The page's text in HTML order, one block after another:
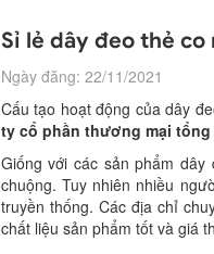
Sỉ lẻ dây đeo thẻ
Ngày đăng: 22/11/2021
Cấu tạo hoạt động của dây
ty cổ phần thương mại
Giống với các sản phẩm
chuộng. Tuy nhiên nhiều
truyền thống. Các địa chỉ
chất liệu sản phẩm tốt và giá